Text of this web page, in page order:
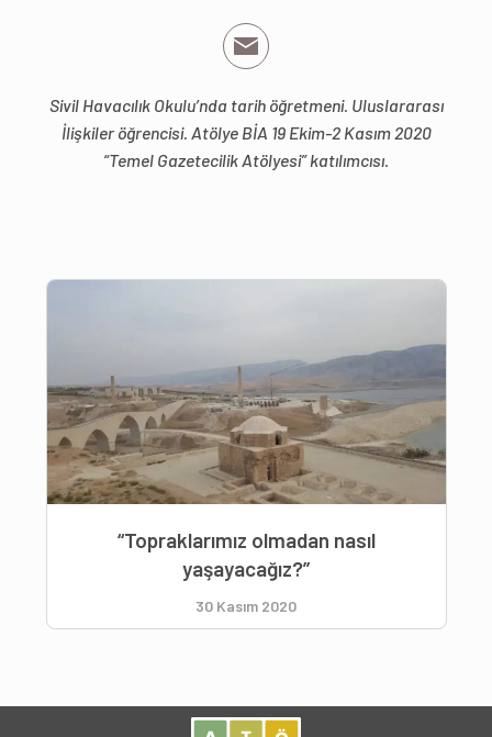
Sivil Havacılık Okulu’nda tarih öğretmeni. Uluslararası
İlişkiler öğrencisi. Atölye BİA 19 Ekim-2 Kasım 2020
“Temel Gazetecilik Atölyesi” katılımcısı.
“Topraklarımız olmadan nasıl
yaşayacağız?”
30 Kasım 2020